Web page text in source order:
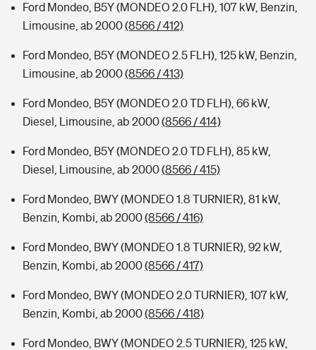
Ford Mondeo, B5Y (MONDEO 2.0 FLH), 107 kW, Benzin,
Limousine, ab 2000(8566 / 412)
Ford Mondeo, B5Y (MONDEO 2.5 FLH), 125 kW, Benzin,
Limousine, ab 2000(8566 / 413)
Ford Mondeo, B5Y (MONDEO 2.0 TD FLH), 66 kW,
Diesel, Limousine, ab 2000(8566 / 414)
Ford Mondeo, B5Y (MONDEO 2.0 TD FLH), 85 kW,
Diesel, Limousine, ab 2000(8566 / 415)
Ford Mondeo, BWY (MONDEO 1.8 TURNIER), 81 kW,
Benzin, Kombi, ab 2000(8566 / 416)
Ford Mondeo, BWY (MONDEO 1.8 TURNIER), 92 kW,
Benzin, Kombi, ab 2000(8566 / 417)
Ford Mondeo, BWY (MONDEO 2.0 TURNIER), 107 kW,
Benzin, Kombi, ab 2000(8566 / 418)
Ford Mondeo, BWY (MONDEO 2.5 TURNIER), 125 kW,